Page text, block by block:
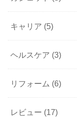
キャリア (5)
ヘルスケア (3)
リフォーム (6)
レビュー (17)